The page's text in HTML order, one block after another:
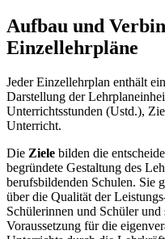
Aufbau und
Einzellehrpläne
Jeder Einzellehrplan enthält
Darstellung der
Unterrichtsstunden (Ustd.),
Unterricht.
Die Ziele bilden die
begründete Gestaltung des
berufsbildenden Schulen. Sie
über die Qualität der
Schülerinnen und Schüler
Voraussetzung für die